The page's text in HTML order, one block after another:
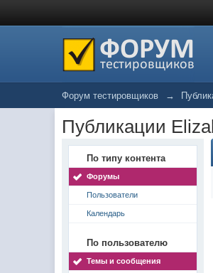
Форум тестировщиков →
Публикации
По типу контента
Форумы
Пользователи
Календарь
По пользователю
Темы и сообщения